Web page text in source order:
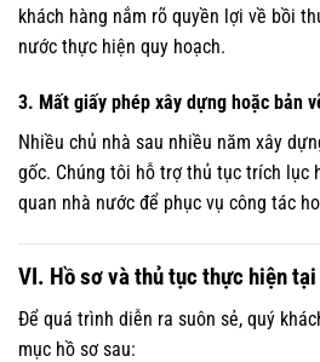
khách hàng nắm rõ quyền lợi về bồi
nước thực hiện quy hoạch.
3. Mất giấy phép xây dựng hoặc bản
Nhiều chủ nhà sau nhiều năm xây
gốc. Chúng tôi hỗ trợ thủ tục trích lục
quan nhà nước để phục vụ công tác
VI. Hồ sơ và thủ tục thực hiện
Để quá trình diễn ra suôn sẻ, quý
mục hồ sơ sau: